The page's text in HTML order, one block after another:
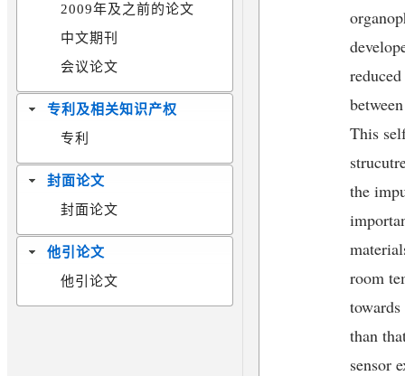
2009年及之前的论文
中文期刊
会议论文
专利及相关知识产权
专利
封面论文
封面论文
他引论文
他引论文
This
the
room
than
sensor